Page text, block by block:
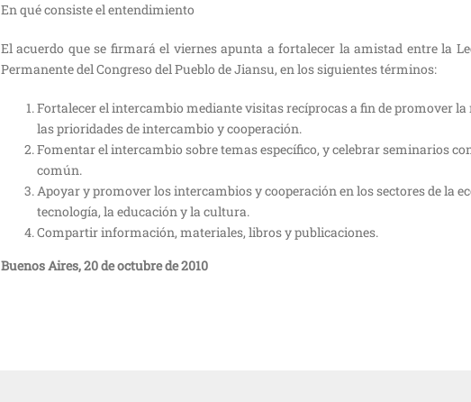
En qué consiste el entendimiento
El acuerdo que se firmará el viernes apunta a fortalecer la amistad entre la
Permanente del Congreso del Pueblo de Jiansu, en los siguientes términos:
Fortalecer el intercambio mediante visitas recíprocas a fin de promover
las prioridades de intercambio y cooperación.
Fomentar el intercambio sobre temas específico, y celebrar seminarios
común.
Apoyar y promover los intercambios y cooperación en los sectores de la
tecnología, la educación y la cultura.
Compartir información, materiales, libros y publicaciones.
Buenos Aires, 20 de octubre de 2010